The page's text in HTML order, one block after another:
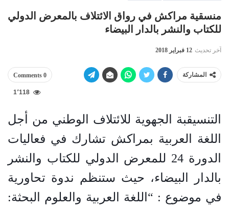
منسقية مراكش في رواق الائتلاف بالمعرض الدولي
للكتاب والنشر بالدار البيضاء
آخر تحديث 12 فبراير 2018
المشاركة 0 Comments
1٬118
التنسيقبة الجهوية للائتلاف الوطني من أجل
اللغة العربية بمراكش تشارك في فعاليات
الدورة 24 للمعرض الدولي للكتاب والنشر
بالدار البيضاء، حيث ستنظم ندوة تحاورية
في موضوع : “اللغة العربية والعلوم البحثة: